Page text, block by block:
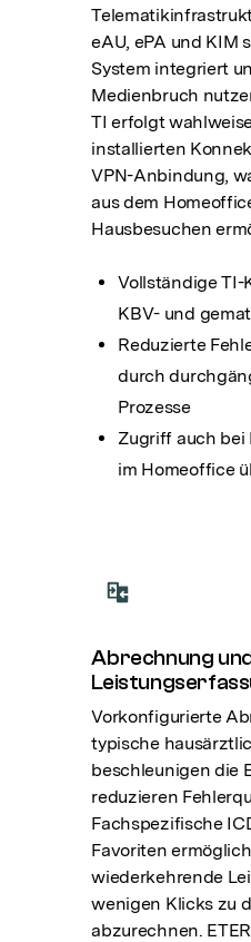
eAU, ePA und KIM
System integriert
Medienbruch
TI erfolgt
installierten
VPN-Anbindung,
aus dem
Hausbesuchen
Vollständige
KBV- und
Reduzierte
durch
Prozesse
Zugriff auch bei
im Homeoffice
Abrechnung
Vorkonfigurierte
typische
beschleunigen die
reduzieren
Fachspezifische
Favoriten
wiederkehrende
wenigen Klicks zu
abzurechnen.